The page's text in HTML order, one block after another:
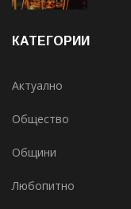
КАТЕГОРИИ
Актуално
Общество
Общини
Любопитно